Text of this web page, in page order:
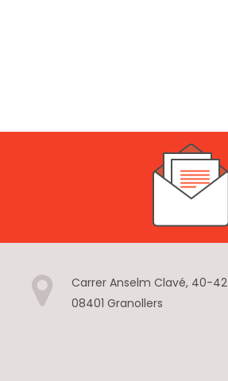
Carrer Anselm Clavé, 40-42
08401 Granollers